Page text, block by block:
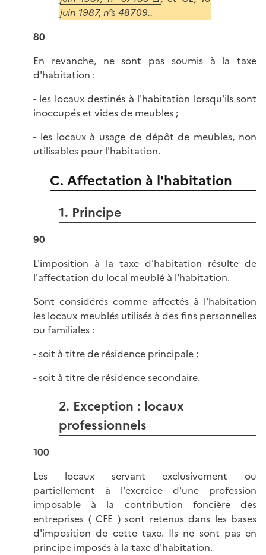
juin 1987, n°s 48709..
80
En revanche, ne sont pas soumis à la taxe
d'habitation :
- les locaux destinés à l'habitation lorsqu'ils sont
inoccupés et vides de meubles ;
- les locaux à usage de dépôt de meubles, non
utilisables pour l'habitation.
C. Affectation à l'habitation
1. Principe
90
L'imposition à la taxe d'habitation résulte de
l'affectation du local meublé à l'habitation.
Sont considérés comme affectés à l'habitation
les locaux meublés utilisés à des fins personnelles
ou familiales :
- soit à titre de résidence principale ;
- soit à titre de résidence secondaire.
2. Exception : locaux
professionnels
100
Les locaux servant exclusivement ou
partiellement à l'exercice d'une profession
imposable à la contribution foncière des
entreprises ( CFE ) sont retenus dans les bases
d'imposition de cette taxe. Ils ne sont pas en
principe imposés à la taxe d'habitation.